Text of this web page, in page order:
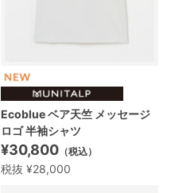
Ecoblue ベア天竺 メッセージ
ロゴ 半袖シャツ
¥30,800 （税込）
税抜 ¥28,000